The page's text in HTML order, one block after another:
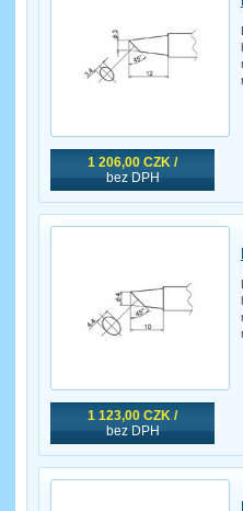
1 206,00 CZK /
bez DPH
1 123,00 CZK /
bez DPH